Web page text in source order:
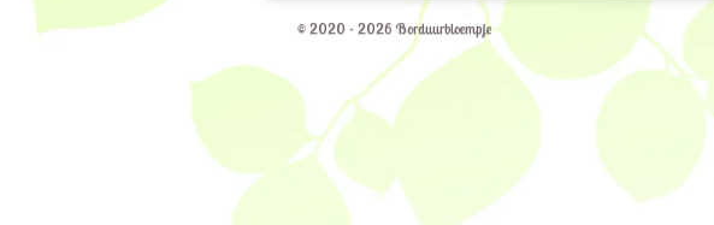
© 2020 - 2026 Borduurbloempje